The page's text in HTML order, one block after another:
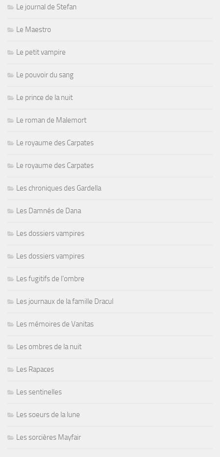
Le journal de Stefan
Le Maestro
Le petit vampire
Le pouvoir du sang
Le prince de la nuit
Le roman de Malemort
Le royaume des Carpates
Le royaume des Carpates
Les chroniques des Gardella
Les Damnés de Dana
Les dossiers vampires
Les dossiers vampires
Les fugitifs de l'ombre
Les journaux de la famille Dracul
Les mémoires de Vanitas
Les ombres de la nuit
Les Rapaces
Les sentinelles
Les soeurs de la lune
Les sorcières Mayfair